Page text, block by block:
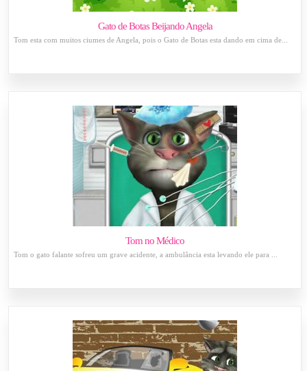
Gato de Botas Beijando Angela
Tom esta com muitos ciumes de Angela, pois o Gato de Botas esta dando em cima de...
Tom no Médico
Tom o gato falante sofreu um grave acidente, a ambulância esta levando ele para ...